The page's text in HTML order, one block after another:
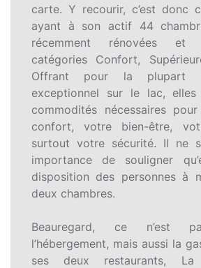
carte. Y recourir, c’est donc
ayant à son actif 44
récemment rénovées et
catégories Confort,
Offrant pour la plupart
exceptionnel sur le lac, elles
commodités nécessaires
confort, votre bien-être,
surtout votre sécurité. Il ne
importance de souligner
disposition des personnes à
deux chambres.
Beauregard, ce n’est
l’hébergement, mais aussi la
ses deux restaurants,